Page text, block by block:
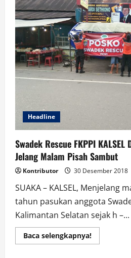
Anti
Korupsi
Kolusi
Nepotisme
(KKN)
Ke
Headline
Swadek Rescue FKPPI
Jelang Malam Pisah Sambut
Kontributor 30 Desember 2018
SUAKA – KALSEL, Menjelang
tahun pasukan anggota
Kalimantan Selatan sejak h –...
Baca selengkapnya!Read
more